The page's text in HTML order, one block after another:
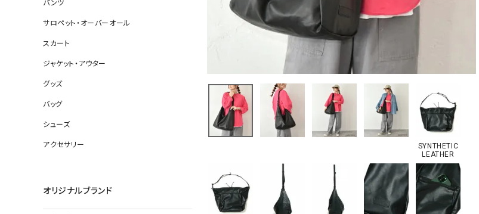
帽子
ソックス
その他雑貨
その他アウター
ソックス・その
パンツ
サロペット・オーバーオール
スカート
ジャケット・アウター
グッズ
バッグ
シューズ
アクセサリー
オリジナルブランド
SYNTHETIC
LEATHER